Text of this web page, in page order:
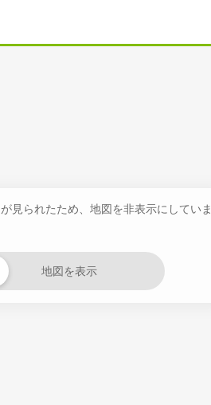
見られたため、地図を非表示にしていま
地図を表示